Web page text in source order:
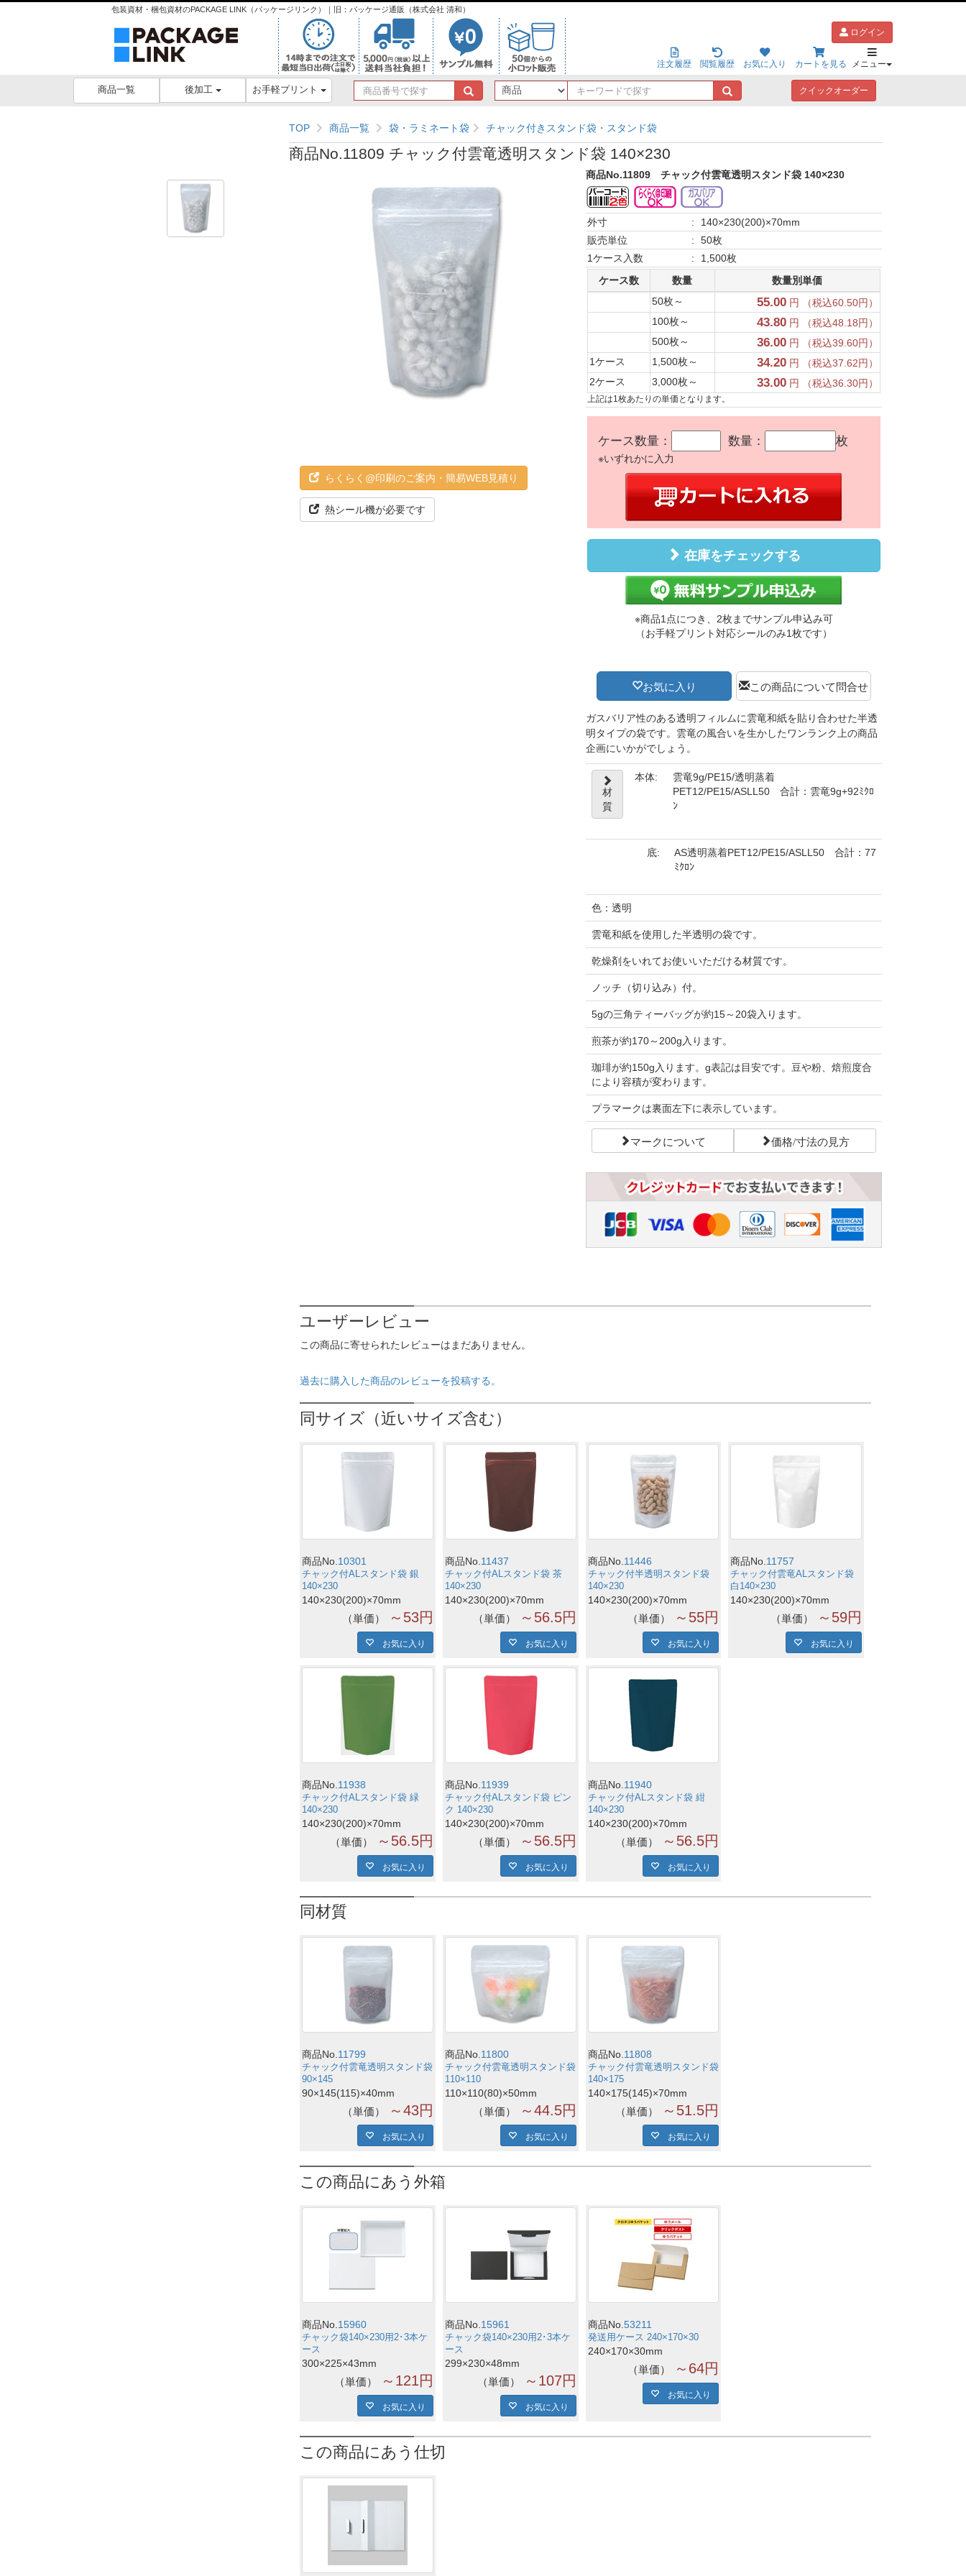
包装資材・梱包資材のPACKAGE LINK（パッケージリンク）｜旧：パッケージ通販（株式会社 清和）
ログイン
注文履歴 閲覧履歴 お気に入り カートを見る メニュー
商品一覧 後加工 お手軽プリント
商
品
号
で
探
キ
ー
ー
ド
で
探
す
クイックオーダー
TOP 商品一覧 袋・ラミネート袋 チャック付きスタンド袋・スタンド袋
商品No.11809 チャック付雲竜透明スタンド袋 140×230
らくらく@印刷のご案内・簡易WEB見積り
熱シール機が必要です
商品No.11809 チャック付雲竜透明スタンド袋 140×230
外寸 :
140×230(200)×70mm
販売単位
:
50枚
1ケース入数
:
1,500枚
ケース数
数量
数量別単価
50枚～
55.00円 （税込60.50円）
100枚～
43.80円 （税込48.18円）
500枚～
36.00円 （税込39.60円）
1ケース
1,500枚～ 34.20円 （税込37.62円）
2ケース
3,000枚～ 33.00円 （税込36.30円）
上記は1枚あたりの単価となります。
ケース数量： 数量： 枚
※いずれかに入力
在庫をチェックする
※商品1点につき、2枚までサンプル申込み可
（お手軽プリント対応シールのみ1枚です）
お気に入り この商品について問合せ
ガスバリア性のある透明フィルムに雲竜和紙を貼り合わせた半透
明タイプの袋です。雲竜の風合いを生かしたワンランク上の商品
企画にいかがでしょう。
材
質
本体:
雲竜9g/PE15/透明蒸着
PET12/PE15/ASLL50 合計：雲竜9g+92ﾐｸﾛ
ﾝ
底:
AS透明蒸着PET12/PE15/ASLL50 合計：77
ﾐｸﾛﾝ
色：透明
雲竜和紙を使用した半透明の袋です。
乾燥剤をいれてお使いいただける材質です。
ノッチ（切り込み）付。
5gの三角ティーバッグが約15～20袋入ります。
煎茶が約170～200g入ります。
珈琲が約150g入ります。g表記は目安です。豆や粉、焙煎度合
により容積が変わります。
プラマークは裏面左下に表示しています。
マークについて 価格/寸法の見方
ユーザーレビュー
この商品に寄せられたレビューはまだありません。
過去に購入した商品のレビューを投稿する。
同サイズ（近いサイズ含む）
商品No. 10301
チャック付ALスタンド袋 銀
140×230
140×230(200)×70mm
単価 ～53円
お気に入り
商品No. 11437
チャック付ALスタンド袋 茶
140×230
140×230(200)×70mm
単価 ～56.5円
お気に入り
商品No. 11446
チャック付半透明スタンド袋
140×230
140×230(200)×70mm
単価 ～55円
お気に入り
商品No. 11757
チャック付雲竜ALスタンド袋
白140×230
140×230(200)×70mm
単価 ～59円
お気に入り
商品No. 11938
チャック付ALスタンド袋 緑
140×230
140×230(200)×70mm
単価 ～56.5円
お気に入り
商品No. 11939
チャック付ALスタンド袋 ピン
ク 140×230
140×230(200)×70mm
単価 ～56.5円
お気に入り
商品No. 11940
チャック付ALスタンド袋 紺
140×230
140×230(200)×70mm
単価 ～56.5円
お気に入り
同材質
商品No.11799
チャック付雲竜透明スタンド袋
90×145
90×145(115)×40mm
単価 ～43円
お気に入り
商品No.11800
チャック付雲竜透明スタンド袋
110×110
110×110(80)×50mm
単価 ～44.5円
お気に入り
商品No.11808
チャック付雲竜透明スタンド袋
140×175
140×175(145)×70mm
単価 ～51.5円
お気に入り
この商品にあう外箱
商品No.15960
チャック袋140×230用2･3本ケ
ース
300×225×43mm
単価 ～121円
お気に入り
商品No.15961
チャック袋140×230用2･3本ケ
ース
299×230×48mm
単価 ～107円
お気に入り
商品No.53211
発送用ケース 240×170×30
240×170×30mm
単価 ～64円
お気に入り
この商品にあう仕切